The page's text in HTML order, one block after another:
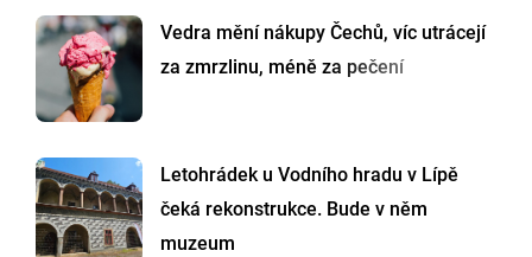
Vedra mění nákupy Čechů, víc utrácejí
za zmrzlinu, méně za pečení
Letohrádek u Vodního hradu v Lípě
čeká rekonstrukce. Bude v něm
muzeum